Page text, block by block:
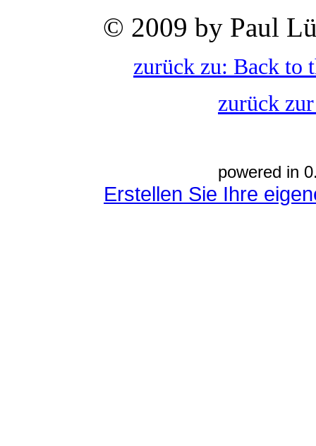
© 2009 by Paul
zurück zu: Back to
zurück
powered in
Erstellen Sie Ihre